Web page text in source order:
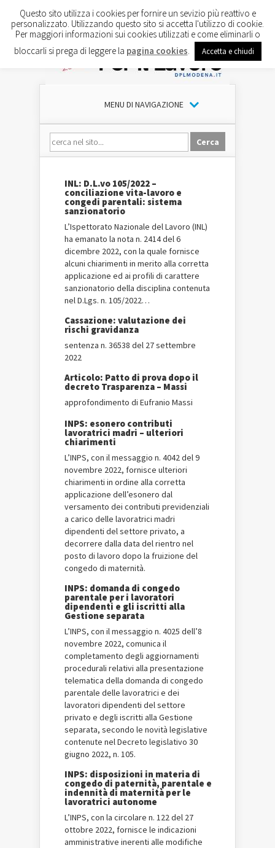
MENU DI NAVIGAZIONE
INL: D.L.vo 105/2022 –
conciliazione vita-lavoro e
congedi parentali: sistema
sanzionatorio
L’Ispettorato Nazionale del Lavoro (INL)
ha emanato la nota n. 2414 del 6
dicembre 2022, con la quale fornisce
alcuni chiarimenti in merito alla corretta
applicazione ed ai profili di carattere
sanzionatorio della disciplina contenuta
nel D.Lgs. n. 105/2022…
Cassazione: valutazione dei
rischi gravidanza
sentenza n. 36538 del 27 settembre
2022
Articolo: Patto di prova dopo il
decreto Trasparenza – Massi
approfondimento di Eufranio Massi
INPS: esonero contributi
lavoratrici madri – ulteriori
chiarimenti
L’INPS, con il messaggio n. 4042 del 9
novembre 2022, fornisce ulteriori
chiarimenti in ordine alla corretta
applicazione dell’esonero dal
versamento dei contributi previdenziali
a carico delle lavoratrici madri
dipendenti del settore privato, a
decorrere dalla data del rientro nel
posto di lavoro dopo la fruizione del
congedo di maternità.
INPS: domanda di congedo
parentale per i lavoratori
dipendenti e gli iscritti alla
Gestione separata
L’INPS, con il messaggio n. 4025 dell’8
novembre 2022, comunica il
completamento degli aggiornamenti
procedurali relativi alla presentazione
telematica della domanda di congedo
parentale delle lavoratrici e dei
lavoratori dipendenti del settore
privato e degli iscritti alla Gestione
separata, secondo le novità legislative
contenute nel Decreto legislativo 30
giugno 2022, n. 105.
INPS: disposizioni in materia di
congedo di paternità, parentale e
indennità di maternità per le
lavoratrici autonome
L’INPS, con la circolare n. 122 del 27
ottobre 2022, fornisce le indicazioni
amministrative inerenti alle modifiche
Questo sito utilizza i cookies per fornire un sevizio più reattivo e
personalizzato. Utilizzando questo sito si accetta l'utilizzo di cookie.
Per maggiori informazioni sui cookies utilizzati e come eliminarli o
bloccarli si prega di leggere la pagina cookies Accetta e chiudi